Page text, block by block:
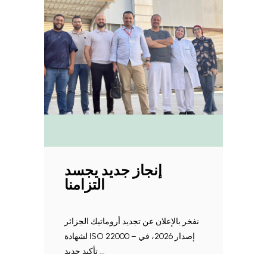
إنجاز جديد يجسد
التزامنا
نفخر بالإعلان عن تجديد أروماتيك الجزائر
لشهادة ISO 22000 – إصدار 2026، في
تأكيد جديد ...